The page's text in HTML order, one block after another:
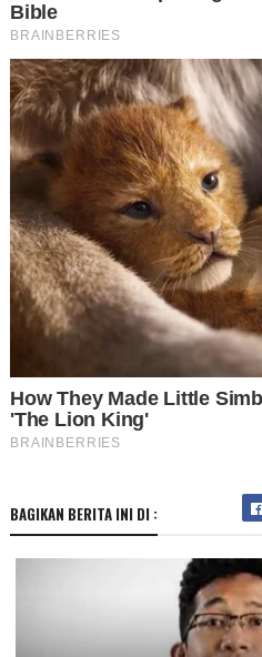
BAGIKAN BERITA INI DI :